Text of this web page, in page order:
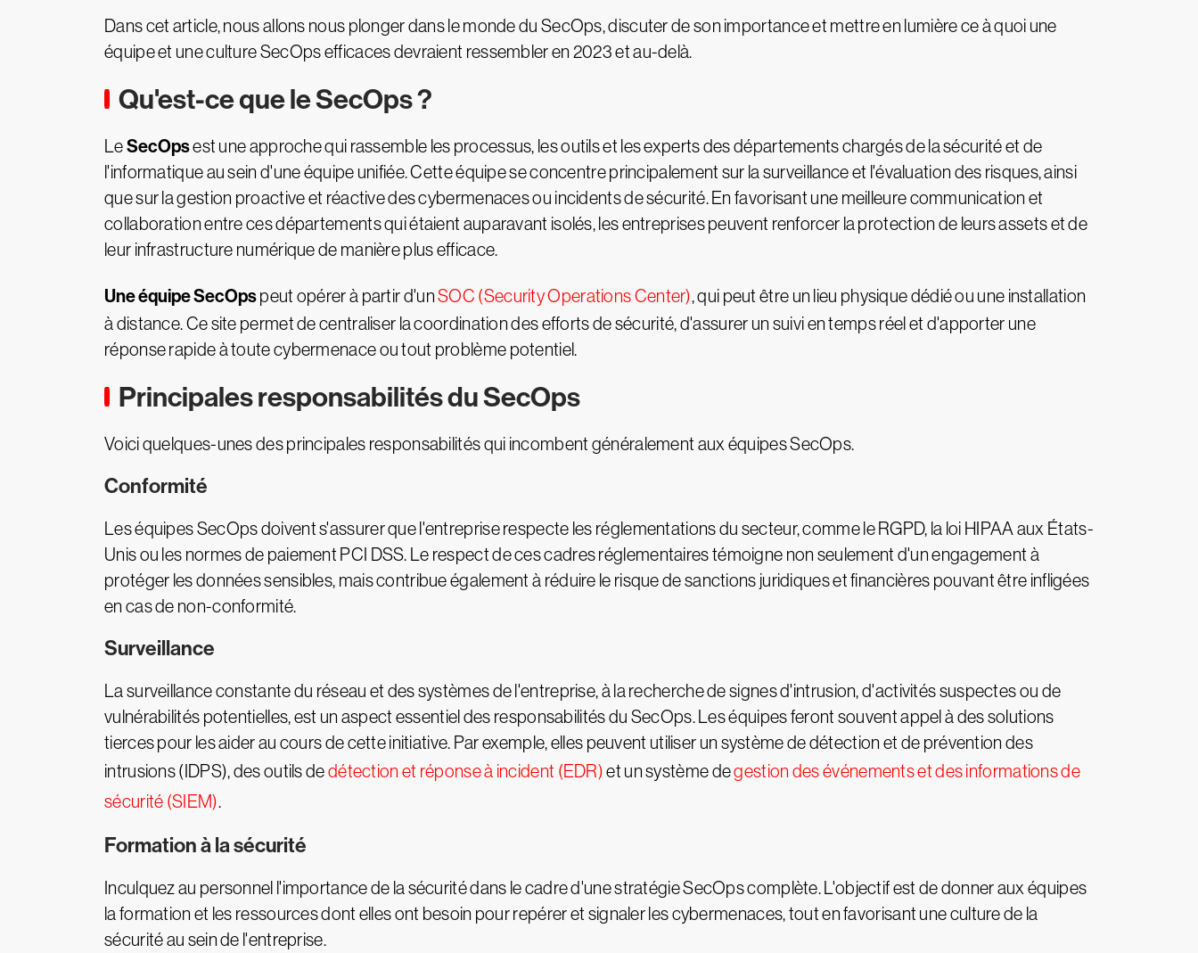
Dans cet article, nous allons nous plonger dans le monde du SecOps, discuter de son importance et mettre en lumière ce à quoi une
équipe et une culture SecOps efficaces devraient ressembler en 2023 et au-delà.
Qu'est-ce que le SecOps ?
LeSecOpsest une approche qui rassemble les processus, les outils et les experts des départements chargés de la sécurité et de
l'informatique au sein d'une équipe unifiée. Cette équipe se concentre principalement sur la surveillance et l'évaluation des risques, ainsi
que sur la gestion proactive et réactive des cybermenaces ou incidents de sécurité. En favorisant une meilleure communication et
collaboration entre ces départements qui étaient auparavant isolés, les entreprises peuvent renforcer la protection de leurs assets et de
leur infrastructure numérique de manière plus efficace.
Une équipe SecOpspeut opérer à partir d'unSOC (Security Operations Center), qui peut être un lieu physique dédié ou une installation
à distance. Ce site permet de centraliser la coordination des efforts de sécurité, d'assurer un suivi en temps réel et d'apporter une
réponse rapide à toute cybermenace ou tout problème potentiel.
Principales responsabilités du SecOps
Voici quelques-unes des principales responsabilités qui incombent généralement aux équipes SecOps.
Conformité
Les équipes SecOps doivent s'assurer que l'entreprise respecte les réglementations du secteur, comme le RGPD, la loi HIPAA aux États-
Unis ou les normes de paiement PCI DSS. Le respect de ces cadres réglementaires témoigne non seulement d'un engagement à
protéger les données sensibles, mais contribue également à réduire le risque de sanctions juridiques et financières pouvant être infligées
en cas de non-conformité.
Surveillance
La surveillance constante du réseau et des systèmes de l'entreprise, à la recherche de signes d'intrusion, d'activités suspectes ou de
vulnérabilités potentielles, est un aspect essentiel des responsabilités du SecOps. Les équipes feront souvent appel à des solutions
tierces pour les aider au cours de cette initiative. Par exemple, elles peuvent utiliser un système de détection et de prévention des
intrusions (IDPS), des outils dedétection et réponse à incident (EDR)et un système degestion des événements et des informations de
sécurité (SIEM).
Formation à la sécurité
Inculquez au personnel l'importance de la sécurité dans le cadre d'une stratégie SecOps complète. L'objectif est de donner aux équipes
la formation et les ressources dont elles ont besoin pour repérer et signaler les cybermenaces, tout en favorisant une culture de la
sécurité au sein de l'entreprise.